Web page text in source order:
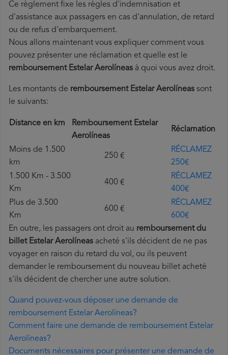
Ce règlement fixe les règles d'indemnisation et
d'assistance aux passagers en cas d'annulation, de retard
ou de refus d'embarquement.
Nous allons maintenant vous expliquer comment vous
pouvez présenter une réclamation et quelle est le
remboursement Estelar Aerolíneas à quoi vous avez droit.
Les montants de remboursement Estelar Aerolíneas sont
le suivants:
Distance en km
Remboursement Estelar
Aerolíneas
Réclamation
Moins de 1.500
km
250 €
RÉCLAMEZ
250€
1.500 Km - 3.500
Km
400 €
RÉCLAMEZ
400€
Plus de 3.500
Km
600 €
RÉCLAMEZ
600€
En outre, les passagers ont droit au remboursement du
billet Estelar Aerolíneas acheté s'ils décident de ne pas
voyager en raison du retard du vol, ou ils peuvent
demander le remboursement du nouveau billet acheté
s'ils décident de chercher une autre solution.
Quand pouvez-vous déposer une demande de
remboursement Estelar Aerolíneas?
Comment faire une demande de remboursement Estelar
Aerolíneas?
Documents nécessaires pour présenter une demande de